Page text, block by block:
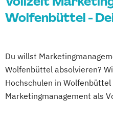
Wolfenbüttel -
Du willst
Wolfenbüttel absolvieren?
Hochschulen in
Marketingmanagement als